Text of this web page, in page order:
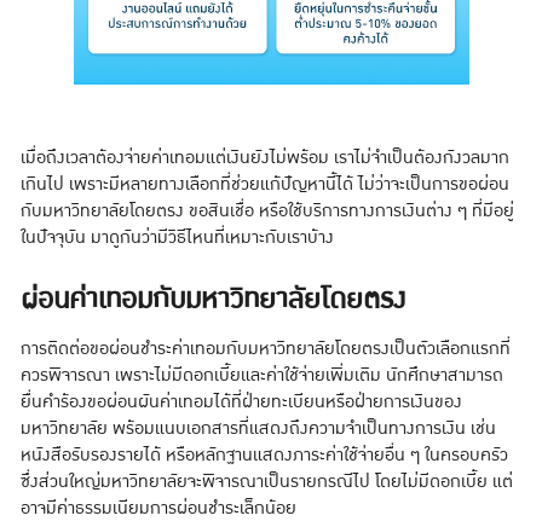
เมื่อถึงเวลาต้องจ่ายค่าเทอมแต่เงินยังไม่พร้อม เราไม่จำเป็นต้องกังวลมาก
เกินไป เพราะมีหลายทางเลือกที่ช่วยแก้ปัญหานี้ได้ ไม่ว่าจะเป็นการขอผ่อน
กับมหาวิทยาลัยโดยตรง ขอสินเชื่อ หรือใช้บริการทางการเงินต่าง ๆ ที่มีอยู่
ในปัจจุบัน มาดูกันว่ามีวิธีไหนที่เหมาะกับเราบ้าง
ผ่อนค่าเทอมกับมหาวิทยาลัยโดยตรง
การติดต่อขอผ่อนชำระค่าเทอมกับมหาวิทยาลัยโดยตรงเป็นตัวเลือกแรกที่
ควรพิจารณา เพราะไม่มีดอกเบี้ยและค่าใช้จ่ายเพิ่มเติม นักศึกษาสามารถ
ยื่นคำร้องขอผ่อนผันค่าเทอมได้ที่ฝ่ายทะเบียนหรือฝ่ายการเงินของ
มหาวิทยาลัย พร้อมแนบเอกสารที่แสดงถึงความจำเป็นทางการเงิน เช่น
หนังสือรับรองรายได้ หรือหลักฐานแสดงภาระค่าใช้จ่ายอื่น ๆ ในครอบครัว
ซึ่งส่วนใหญ่มหาวิทยาลัยจะพิจารณาเป็นรายกรณีไป โดยไม่มีดอกเบี้ย แต่
อาจมีค่าธรรมเนียมการผ่อนชำระเล็กน้อย